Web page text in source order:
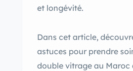
et longévité.
Dans cet article,
astuces pour prendre
double vitrage au Maroc